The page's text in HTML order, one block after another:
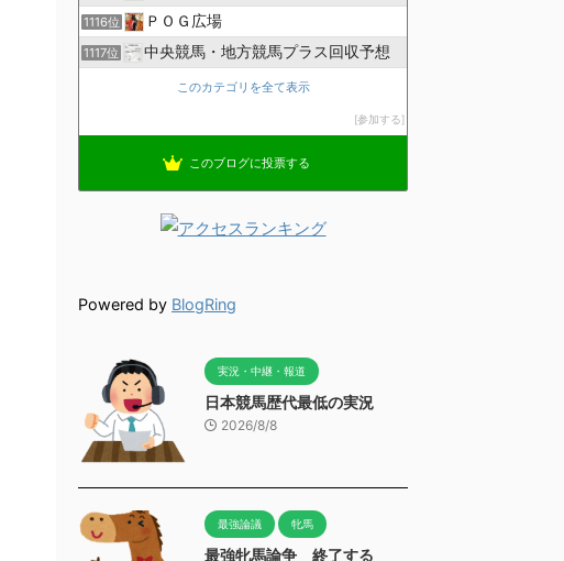
1116位 ＰＯＧ広場
1117位 中央競馬・地方競馬プラス回収予想
このカテゴリを全て表示
参加する
このブログに投票する
Powered by BlogRing
実況・中継・報道
日本競馬歴代最低の実況
2026/8/8
最強論議 牝馬
最強牝馬論争 終了する